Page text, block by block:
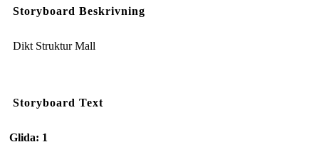
Storyboard Beskrivning
Dikt Struktur Mall
Storyboard Text
Glida: 1